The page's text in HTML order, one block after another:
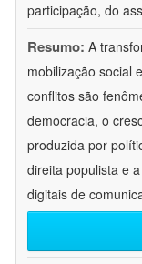
participação, do
Resumo: A
mobilização social
conflitos são
democracia, o
produzida por
direita populista e
digitais de